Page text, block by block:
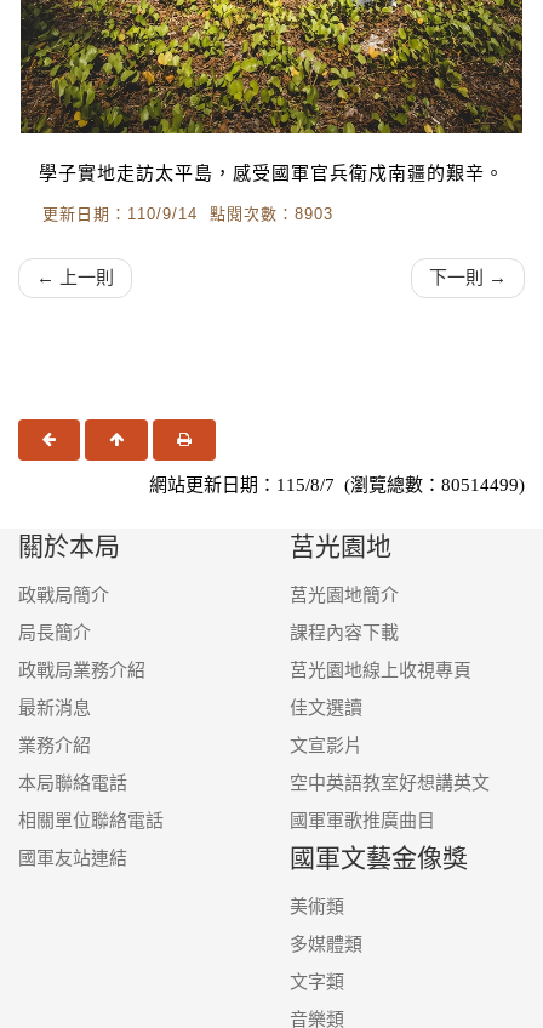
學子實地走訪太平島，感受國軍官兵衛戍南疆的艱辛。
更新日期：110/9/14 點閱次數：8903
← 上一則 下一則 →
上一頁 回頂端 友善列印
網站更新日期：115/8/7 (瀏覽總數：80514499)
關於本局
政戰局簡介
局長簡介
政戰局業務介紹
最新消息
業務介紹
本局聯絡電話
相關單位聯絡電話
國軍友站連結
莒光園地
莒光園地簡介
課程內容下載
莒光園地線上收視專頁
佳文選讀
文宣影片
空中英語教室好想講英文
國軍軍歌推廣曲目
國軍文藝金像獎
美術類
多媒體類
文字類
音樂類